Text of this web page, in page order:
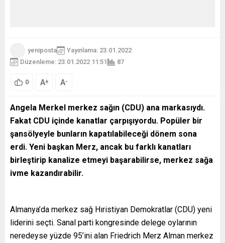
yeniposta
Yayınlama: 23.01.2022
Düzenleme: 23.01.2022 11:51
87
0 A+ A-
Angela Merkel merkez sağın (CDU) ana markasıydı.
Fakat CDU içinde kanatlar çarpışıyordu. Popüler bir
şansölyeyle bunların kapatılabileceği dönem sona
erdi. Yeni başkan Merz, ancak bu farklı kanatları
birleştirip kanalize etmeyi başarabilirse, merkez sağa
ivme kazandırabilir.
Almanya’da merkez sağ Hıristiyan Demokratlar (CDU) yeni
liderini seçti. Sanal parti kongresinde delege oylarının
neredeyse yüzde 95’ini alan Friedrich Merz Alman merkez